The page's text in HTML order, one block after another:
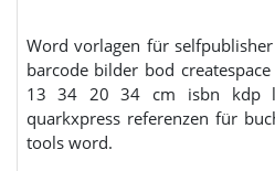
Word vorlagen für
barcode bilder bod
13 34 20 34 cm isbn kdp
quarkxpress referenzen für
tools word.